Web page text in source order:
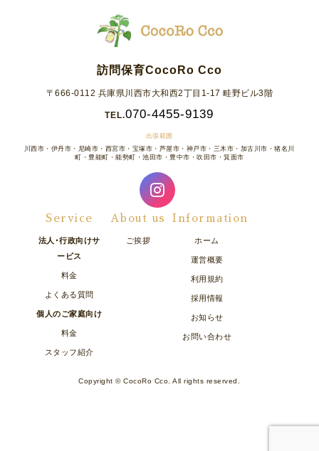
訪問保育CocoRo Cco
〒666-0112 兵庫県川西市大和西2丁目1-17 畦野ビル3階
TEL.070-4455-9139
出張範囲
川西市・伊丹市・尼崎市・西宮市・宝塚市・芦屋市・神戸市・三木市・加古川市・猪名川
町・豊能町・能勢町・池田市・豊中市・吹田市・箕面市
Service
法人･行政向けサ
ービス
料金
よくある質問
個人のご家庭向け
料金
スタッフ紹介
About us
ご挨拶
Information
ホーム
運営概要
利用規約
採用情報
お知らせ
お問い合わせ
Copyright © CocoRo Cco. All rights reserved.